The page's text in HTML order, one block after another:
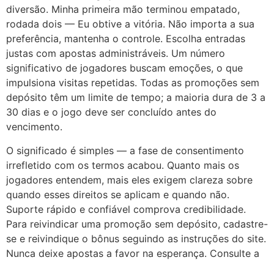
diversão. Minha primeira mão terminou empatado,
rodada dois — Eu obtive a vitória. Não importa a sua
preferência, mantenha o controle. Escolha entradas
justas com apostas administráveis. Um número
significativo de jogadores buscam emoções, o que
impulsiona visitas repetidas. Todas as promoções sem
depósito têm um limite de tempo; a maioria dura de 3 a
30 dias e o jogo deve ser concluído antes do
vencimento.
O significado é simples — a fase de consentimento
irrefletido com os termos acabou. Quanto mais os
jogadores entendem, mais eles exigem clareza sobre
quando esses direitos se aplicam e quando não.
Suporte rápido e confiável comprova credibilidade.
Para reivindicar uma promoção sem depósito, cadastre-
se e reivindique o bônus seguindo as instruções do site.
Nunca deixe apostas a favor na esperança. Consulte a